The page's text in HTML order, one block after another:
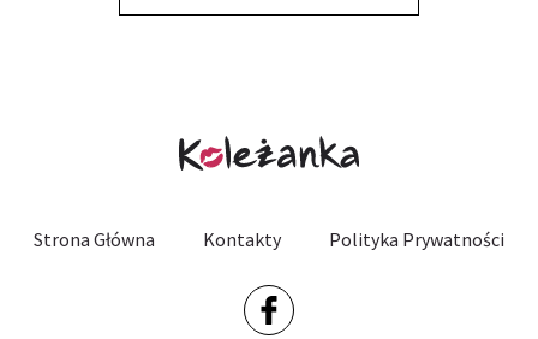
Strona Główna Kontakty Polityka Prywatności